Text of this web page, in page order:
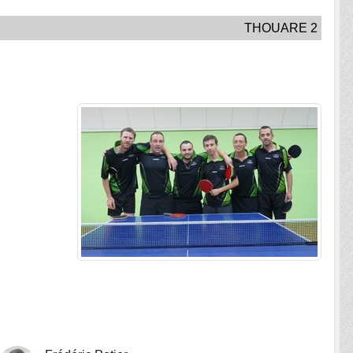
THOUARE 2